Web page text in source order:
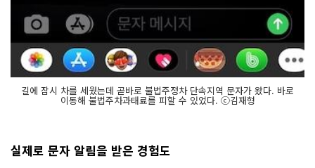
길에 잠시 차를 세웠는데 곧바로 불법주정차 단속지역 문자가 왔다. 바로
이동해 불법주차과태료를 피할 수 있었다. ⓒ김재형
실제로 문자 알림을 받은 경험도